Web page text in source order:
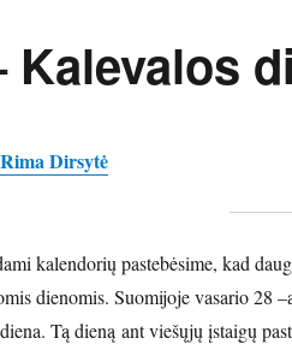
Kalevalos
Rima Dirsytė
kalendorių pastebėsime, kad
dienomis. Suomijoje vasario 28
Tą dieną ant viešųjų įstaigų